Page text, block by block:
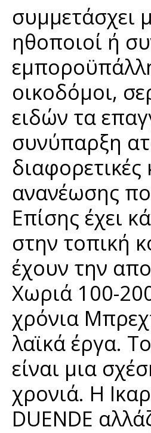
συμμετάσχει
ηθοποιοί ή
οικοδόμοι,
ειδών τα
συνύπαρξη
ανανέωσης
Επίσης έχει
στην τοπική
έχουν την
Χωριά 100-
χρόνια
λαϊκά έργα.
είναι μια
χρονιά. Η
DUENDE